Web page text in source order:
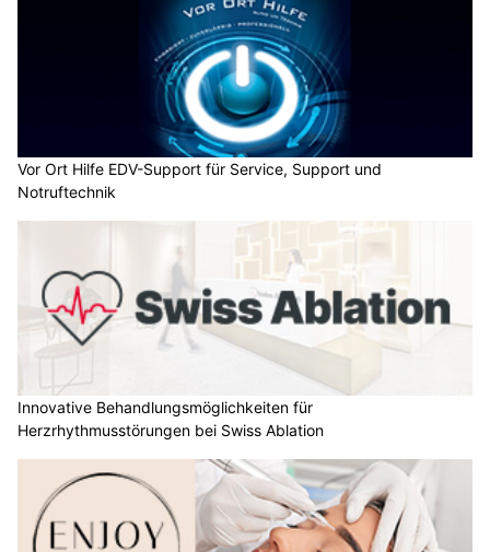
Vor Ort Hilfe EDV-Support für Service, Support und
Notruftechnik
Innovative Behandlungsmöglichkeiten für
Herzrhythmusstörungen bei Swiss Ablation